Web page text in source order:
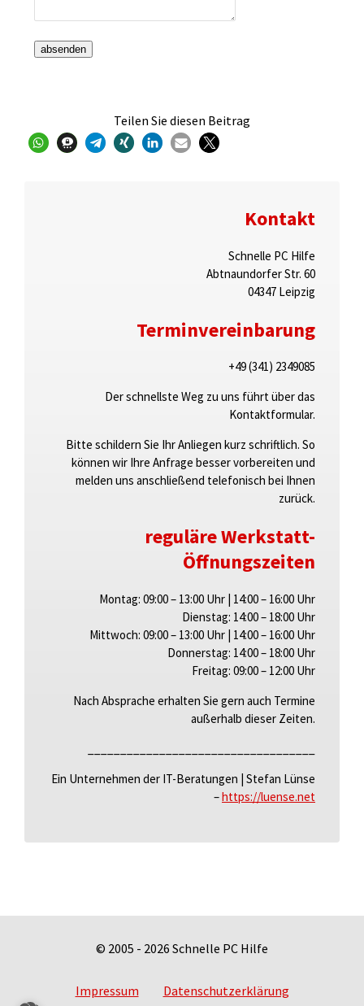
absenden
Teilen Sie diesen Beitrag
Kontakt
Schnelle PC Hilfe
Abtnaundorfer Str. 60
04347 Leipzig
Terminvereinbarung
+49 (341) 2349085
Der schnellste Weg zu uns führt über das
Kontaktformular.
Bitte schildern Sie Ihr Anliegen kurz schriftlich. So
können wir Ihre Anfrage besser vorbereiten und
melden uns anschließend telefonisch bei Ihnen
zurück.
reguläre Werkstatt-
Öffnungszeiten
Montag: 09:00 – 13:00 Uhr 14:00 – 16:00 Uhr
Dienstag: 14:00 – 18:00 Uhr
Mittwoch: 09:00 – 13:00 Uhr 14:00 – 16:00 Uhr
Donnerstag: 14:00 – 18:00 Uhr
Freitag: 09:00 – 12:00 Uhr
Nach Absprache erhalten Sie gern auch Termine
außerhalb dieser Zeiten.
Ein Unternehmen der IT-Beratungen | Stefan Lünse
–https://luense.net
© 2005 - 2026 Schnelle PC Hilfe
Impressum
Datenschutzerklärung